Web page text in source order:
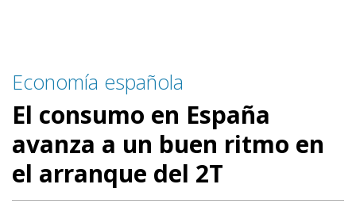
Economía española
El consumo en España
avanza a un buen ritmo en
el arranque del 2T